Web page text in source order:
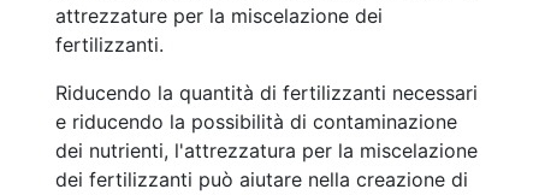
attrezzature per la miscelazione dei
fertilizzanti.
Riducendo la quantità di fertilizzanti necessari
e riducendo la possibilità di contaminazione
dei nutrienti, l'attrezzatura per la miscelazione
dei fertilizzanti può aiutare nella creazione di